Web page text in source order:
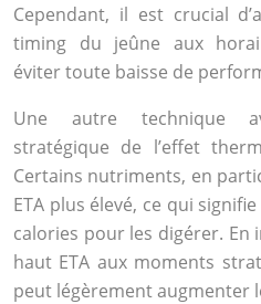
Cependant, il est crucial
timing du jeûne aux
éviter toute baisse de
Une autre technique
stratégique de l’effet
Certains nutriments, en
ETA plus élevé, ce qui
calories pour les digérer.
haut ETA aux moments
peut légèrement augmenter